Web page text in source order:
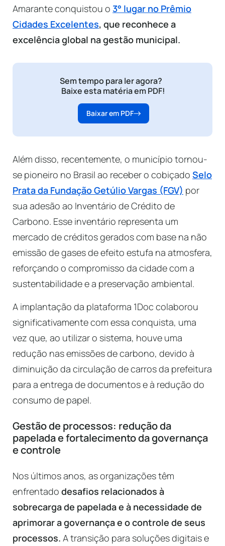
Amarante conquistou o 3° lugar no Prêmio
Cidades Excelentes, que reconhece a
excelência global na gestão municipal.
Sem tempo para ler agora?
Baixe esta matéria em PDF!
Baixar em PDF
Além disso, recentemente, o município tornou-
se pioneiro no Brasil ao receber o cobiçado Selo
Prata da Fundação Getúlio Vargas (FGV) por
sua adesão ao Inventário de Crédito de
Carbono. Esse inventário representa um
mercado de créditos gerados com base na não
emissão de gases de efeito estufa na atmosfera,
reforçando o compromisso da cidade com a
sustentabilidade e a preservação ambiental.
A implantação da plataforma 1Doc colaborou
significativamente com essa conquista, uma
vez que, ao utilizar o sistema, houve uma
redução nas emissões de carbono, devido à
diminuição da circulação de carros da prefeitura
para a entrega de documentos e à redução do
consumo de papel.
Gestão de processos: redução da
papelada e fortalecimento da governança
e controle
Nos últimos anos, as organizações têm
enfrentado desafios relacionados à
sobrecarga de papelada e à necessidade de
aprimorar a governança e o controle de seus
processos. A transição para soluções digitais e